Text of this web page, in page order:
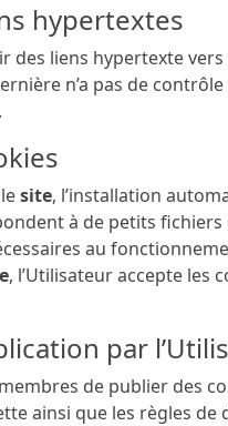
hypertextes
des liens hypertexte
n’a pas de
lesite, l’installation
à de petits
au
, l’Utilisateur accepte les
par
de publier des
ainsi que les règles de